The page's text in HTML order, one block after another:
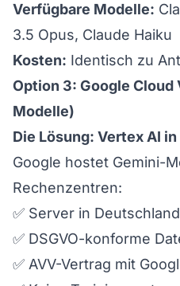
Verfügbare Modelle:
3.5 Opus, Claude Haiku
Kosten: Identisch zu
Option 3: Google
Modelle)
Die Lösung: Vertex AI
Google hostet Gemini-
Rechenzentren:
✅ Server in
✅ DSGVO-konforme
✅ AVV-Vertrag mit